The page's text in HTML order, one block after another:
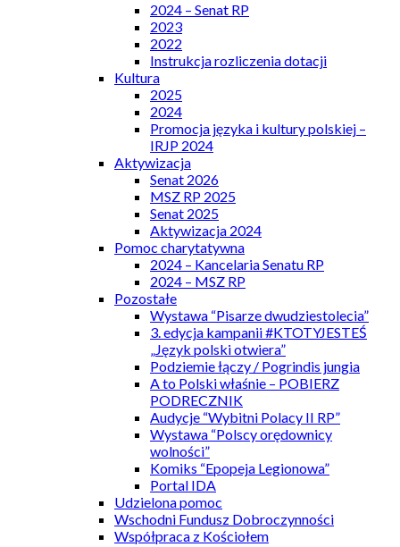
2024 – Senat RP
2023
2022
Instrukcja rozliczenia dotacji
Kultura
2025
2024
Promocja języka i kultury polskiej –
IRJP 2024
Aktywizacja
Senat 2026
MSZ RP 2025
Senat 2025
Aktywizacja 2024
Pomoc charytatywna
2024 – Kancelaria Senatu RP
2024 – MSZ RP
Pozostałe
Wystawa “Pisarze dwudziestolecia”
3. edycja kampanii #KTOTYJESTEŚ
„Język polski otwiera”
Podziemie łączy / Pogrindis jungia
A to Polski właśnie – POBIERZ
PODRECZNIK
Audycje “Wybitni Polacy II RP”
Wystawa “Polscy orędownicy
wolności”
Komiks “Epopeja Legionowa”
Portal IDA
Udzielona pomoc
Wschodni Fundusz Dobroczynności
Współpraca z Kościołem